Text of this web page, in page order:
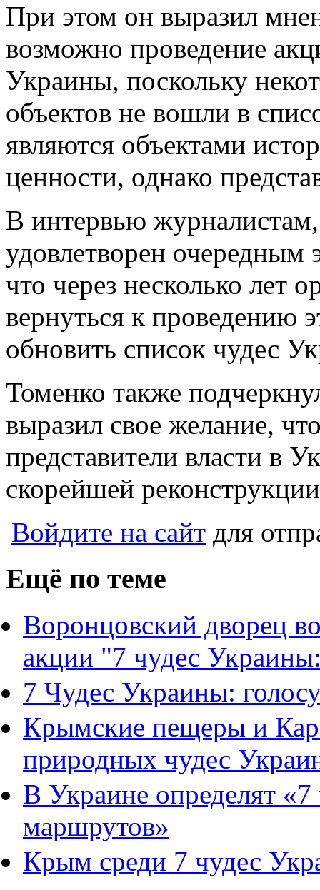
При этом он выразил
возможно проведение
Украины, поскольку
объектов не вошли в
являются объектами
ценности, однако
В интервью
удовлетворен
что через несколько лет
вернуться к проведению
обновить список чудес
Томенко также
выразил свое желание,
представители власти в
скорейшей
Войдите на сайт для
Ещё по теме
Воронцовский дворец
акции "7 чудес
7 Чудес Украины:
Крымские пещеры и
природных чудес
В Украине определят
маршрутов»
Крым среди 7 чудес